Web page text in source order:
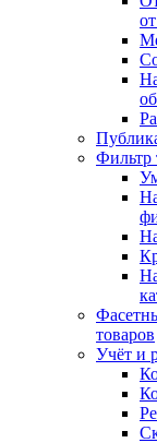
Фильтр
товаров
Учёт и